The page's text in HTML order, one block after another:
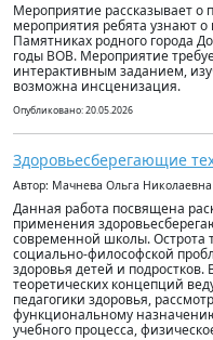
Мероприятие рассказывает о
мероприятия ребята узнают
Памятниках родного города
годы ВОВ. Мероприятие
интерактивным заданием,
возможна инсценизация.
Опубликовано: 20.05.2026
Здоровьесберегающие
Автор: Мачнева Ольга Николаевна
Данная работа посвящена
применения
современной школы. Острота
социально-философской
здоровья детей и
теоретических концепций
педагогики здоровья,
функциональному
учебного процесса,